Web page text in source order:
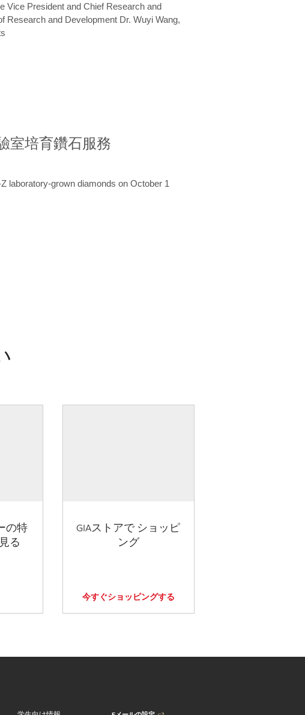
Vice President and Chief Research and
Research and Development Dr. Wuyi Wang,
室培育鑽石服務
laboratory-grown diamonds on October 1
の特
る
GIAストアで ショッピ
ング
今すぐショッピングする